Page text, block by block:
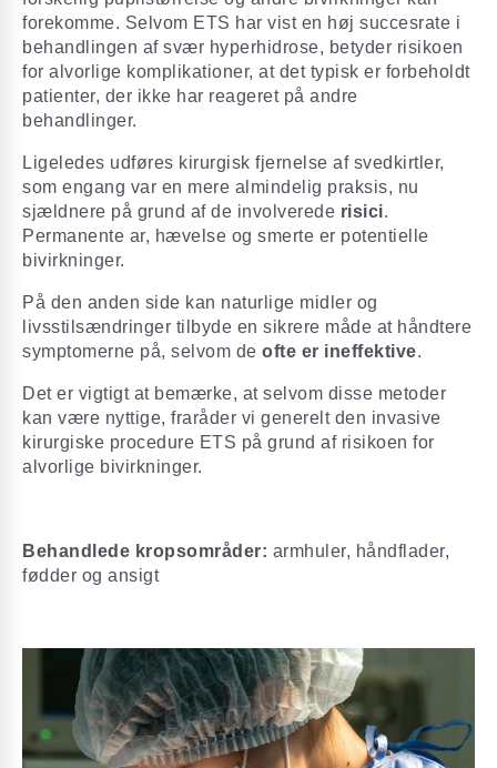
forekomme. Selvom ETS har vist en høj succesrate i
behandlingen af svær hyperhidrose, betyder risikoen
for alvorlige komplikationer, at det typisk er forbeholdt
patienter, der ikke har reageret på andre
behandlinger.
Ligeledes udføres kirurgisk fjernelse af svedkirtler,
som engang var en mere almindelig praksis, nu
sjældnere på grund af de involverede risici.
Permanente ar, hævelse og smerte er potentielle
bivirkninger.
På den anden side kan naturlige midler og
livsstilsændringer tilbyde en sikrere måde at håndtere
symptomerne på, selvom de ofte er ineffektive.
Det er vigtigt at bemærke, at selvom disse metoder
kan være nyttige, fraråder vi generelt den invasive
kirurgiske procedure ETS på grund af risikoen for
alvorlige bivirkninger.
Behandlede kropsområder: armhuler, håndflader,
fødder og ansigt